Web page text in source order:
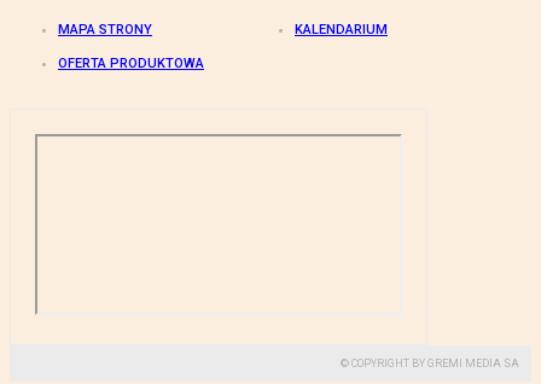
MAPA STRONY KALENDARIUM
OFERTA PRODUKTOWA
© COPYRIGHT BY GREMI MEDIA SA